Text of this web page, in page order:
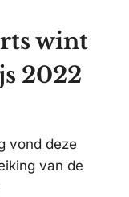
wint
2022
vond deze
van de